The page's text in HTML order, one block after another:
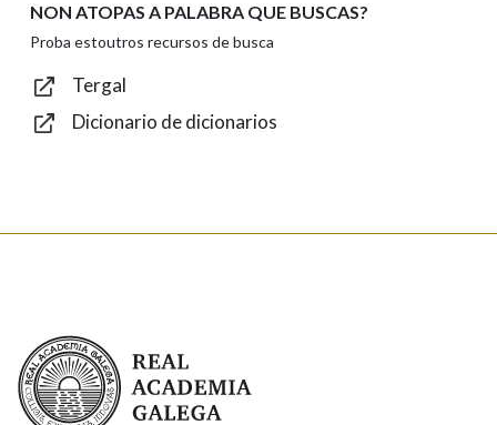
Enviar
NON ATOPAS A PALABRA QUE BUSCAS?
Proba estoutros recursos de busca
Tergal
Dicionario de dicionarios
Real Academia Galega